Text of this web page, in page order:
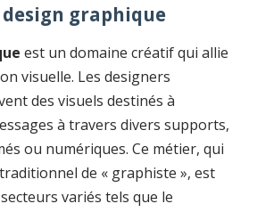
graphique
est un domaine créatif qui allie
visuelle. Les designers
des visuels destinés à
à travers divers supports,
ou numériques. Ce métier, qui
de « graphiste », est
variés tels que le